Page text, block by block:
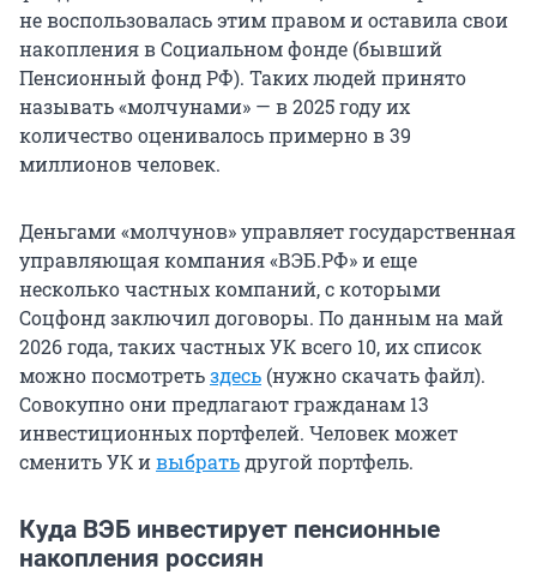
не воспользовалась этим правом и оставила свои
накопления в Социальном фонде (бывший
Пенсионный фонд РФ). Таких людей принято
называть «молчунами» — в 2025 году их
количество оценивалось примерно в 39
миллионов человек.
Деньгами «молчунов» управляет государственная
управляющая компания «ВЭБ.РФ» и еще
несколько частных компаний, с которыми
Соцфонд заключил договоры. По данным на май
2026 года, таких частных УК всего 10, их список
можно посмотретьздесь (нужно скачать файл).
Совокупно они предлагают гражданам 13
инвестиционных портфелей. Человек может
сменить УК ивыбратьдругой портфель.
Куда ВЭБ инвестирует пенсионные
накопления россиян